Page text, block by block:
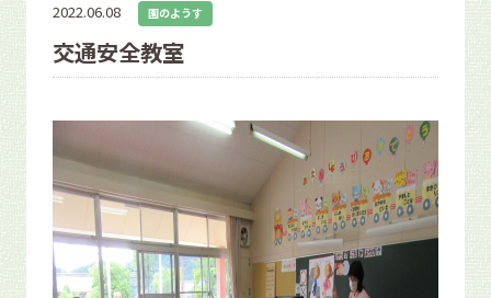
2022.06.08 園のようす
交通安全教室